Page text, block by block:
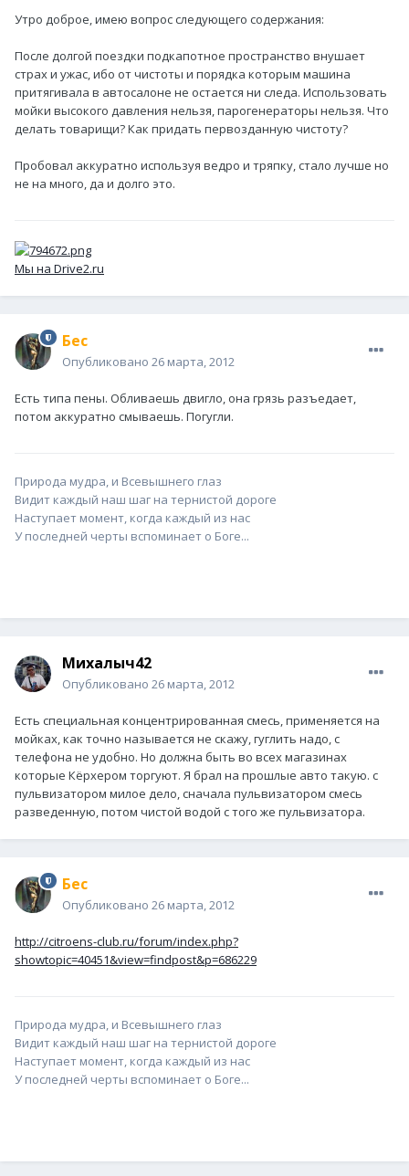
Утро доброе, имею вопрос следующего содержания:
После долгой поездки подкапотное пространство внушает
страх и ужас, ибо от чистоты и порядка которым машина
притягивала в автосалоне не остается ни следа. Использовать
мойки высокого давления нельзя, парогенераторы нельзя. Что
делать товарищи? Как придать первозданную чистоту?
Пробовал аккуратно используя ведро и тряпку, стало лучше но
не на много, да и долго это.
Мы на Drive2.ru
Бес
Опубликовано 26 марта, 2012
Есть типа пены. Обливаешь двигло, она грязь разъедает,
потом аккуратно смываешь. Погугли.
Природа мудра, и Всевышнего глаз
Видит каждый наш шаг на тернистой дороге
Наступает момент, когда каждый из нас
У последней черты вспоминает о Боге...
Михалыч42
Опубликовано 26 марта, 2012
Есть специальная концентрированная смесь, применяется на
мойках, как точно называется не скажу, гуглить надо, с
телефона не удобно. Но должна быть во всех магазинах
которые Кёрхером торгуют. Я брал на прошлые авто такую. с
пульвизатором милое дело, сначала пульвизатором смесь
разведенную, потом чистой водой с того же пульвизатора.
Бес
Опубликовано 26 марта, 2012
http://citroens-club.ru/forum/index.php?
showtopic=40451&view=findpost&p=686229
Природа мудра, и Всевышнего глаз
Видит каждый наш шаг на тернистой дороге
Наступает момент, когда каждый из нас
У последней черты вспоминает о Боге...